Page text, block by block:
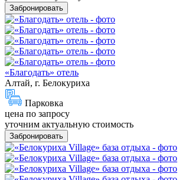
Забронировать
«Благодать» отель
Алтай, г. Белокуриха
Парковка
цена по запросу
уточним актуальную стоимость
Забронировать